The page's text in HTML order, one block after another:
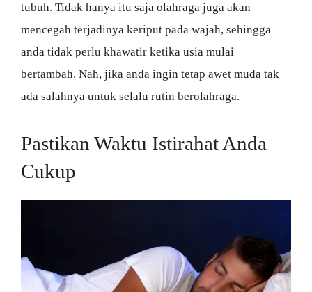
tubuh. Tidak hanya itu saja olahraga juga akan
mencegah terjadinya keriput pada wajah, sehingga
anda tidak perlu khawatir ketika usia mulai
bertambah. Nah, jika anda ingin tetap awet muda tak
ada salahnya untuk selalu rutin berolahraga.
Pastikan Waktu Istirahat Anda
Cukup